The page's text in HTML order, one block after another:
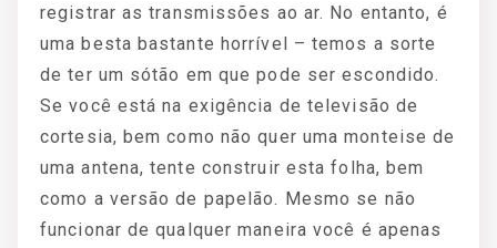
registrar as transmissões ao ar. No entanto, é
uma besta bastante horrível – temos a sorte
de ter um sótão em que pode ser escondido.
Se você está na exigência de televisão de
cortesia, bem como não quer uma monteise de
uma antena, tente construir esta folha, bem
como a versão de papelão. Mesmo se não
funcionar de qualquer maneira você é apenas